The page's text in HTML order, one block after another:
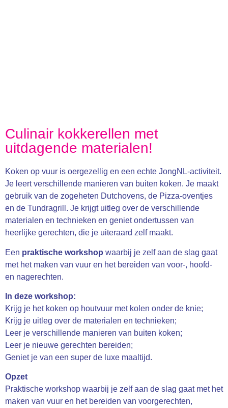
Culinair kokkerellen met
uitdagende materialen!
Koken op vuur is oergezellig en een echte JongNL-activiteit.
Je leert verschillende manieren van buiten koken. Je maakt
gebruik van de zogeheten Dutchovens, de Pizza-oventjes
en de Tundragrill. Je krijgt uitleg over de verschillende
materialen en technieken en geniet ondertussen van
heerlijke gerechten, die je uiteraard zelf maakt.
Een praktische workshop waarbij je zelf aan de slag gaat
met het maken van vuur en het bereiden van voor-, hoofd-
en nagerechten.
In deze workshop:
Krijg je het koken op houtvuur met kolen onder de knie;
Krijg je uitleg over de materialen en technieken;
Leer je verschillende manieren van buiten koken;
Leer je nieuwe gerechten bereiden;
Geniet je van een super de luxe maaltijd.
Opzet
Praktische workshop waarbij je zelf aan de slag gaat met het
maken van vuur en het bereiden van voorgerechten,